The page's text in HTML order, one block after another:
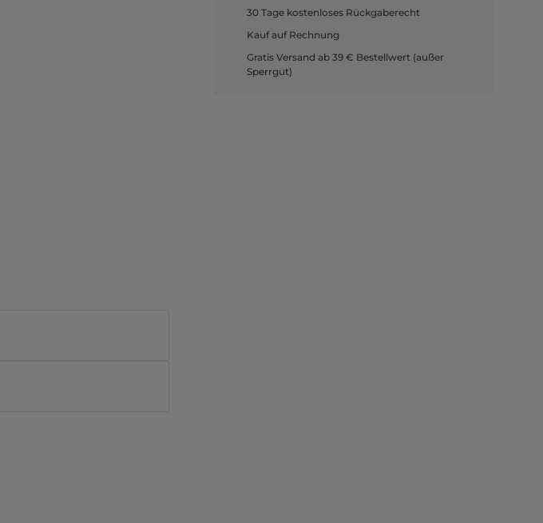
30 Tage kostenloses Rückgaberecht
Kauf auf Rechnung
Gratis Versand ab 39 € Bestellwert (außer
Sperrgut)